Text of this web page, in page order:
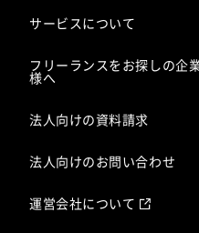
サービスについて
フリーランスをお探しの企
様へ
法人向けの資料請求
法人向けのお問い合わせ
運営会社について